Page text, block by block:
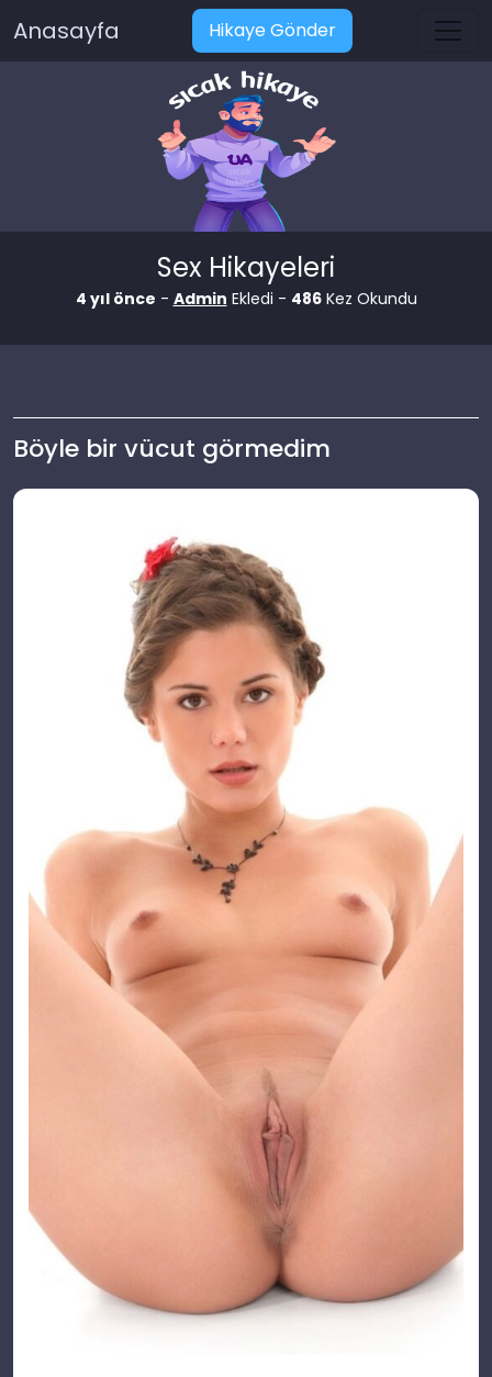
Anasayfa Hikaye Gönder
Sex Hikayeleri
4 yıl önce - Admin Ekledi - 486Kez Okundu
Böyle bir vücut görmedim